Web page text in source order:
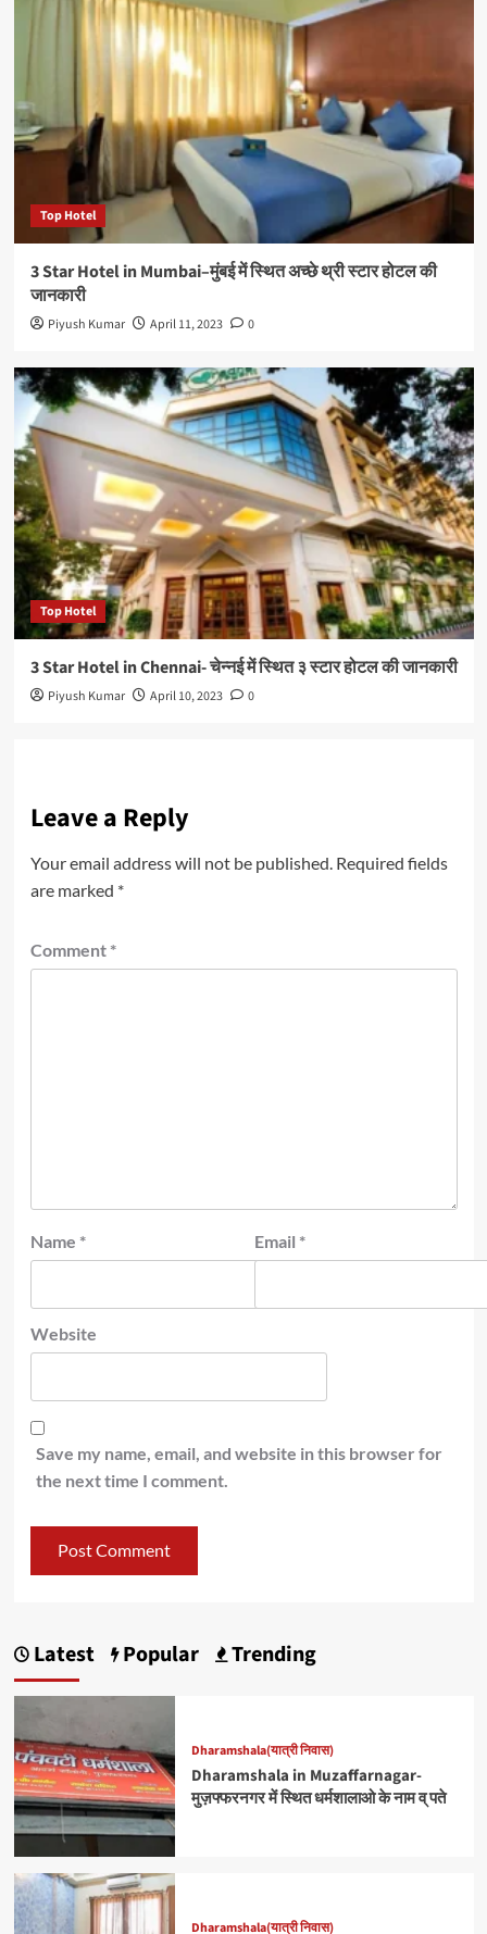
Top Hotel
3 Star Hotel in Mumbai–मुंबई में स्थित अच्छे थ्री स्टार होटल की
जानकारी
Piyush Kumar April 11, 2023 0
Top Hotel
3 Star Hotel in Chennai- चेन्नई में स्थित ३ स्टार होटल की जानकारी
Piyush Kumar April 10, 2023 0
Leave a Reply
Your email address will not be published. Required fields
are marked *
Comment *
Name * Email *
Website
Save my name, email, and website in this browser for
the next time I comment.
Latest Popular Trending
Dharamshala(यात्री निवास)
Dharamshala in Muzaffarnagar-
मुज़फ्फरनगर में स्थित धर्मशालाओ के नाम व् पते
Dharamshala(यात्री निवास)